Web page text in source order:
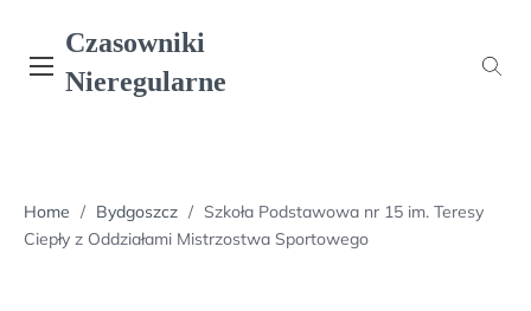
content
Czasowniki
Nieregularne
Home / Bydgoszcz / Szkoła Podstawowa nr 15 im. Teresy
Ciepły z Oddziałami Mistrzostwa Sportowego